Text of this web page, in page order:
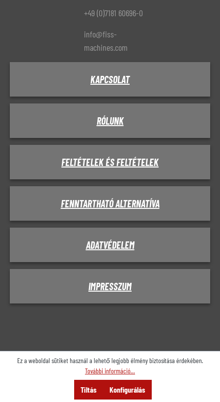
Tanácsadás Keresés
+49 (0)7181 60696-0
info@fiss-
machines.com
KAPCSOLAT
RÓLUNK
FELTÉTELEK ÉS FELTÉTELEK
FENNTARTHATÓ ALTERNATÍVA
ADATVÉDELEM
IMPRESSZUM
Ez a weboldal sütiket használ a lehető legjobb élmény biztosítása érdekében.
További információ...
Tiltás Konfigurálás